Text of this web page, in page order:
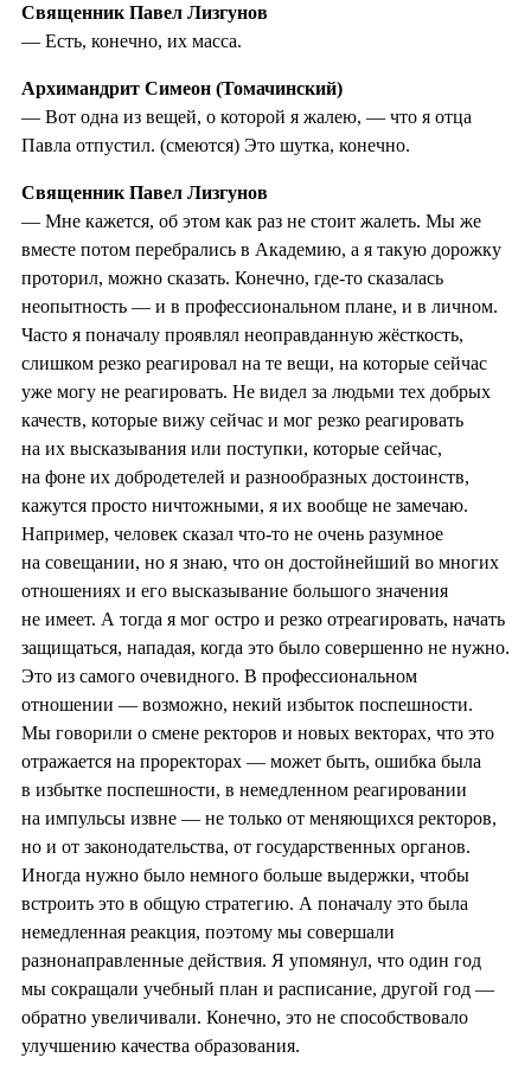
Священник Павел Лизгунов
— Есть, конечно, их масса.
Архимандрит Симеон (Томачинский)
— Вот одна из вещей, о которой я жалею, — что я отца
Павла отпустил. (смеются) Это шутка, конечно.
Священник Павел Лизгунов
— Мне кажется, об этом как раз не стоит жалеть. Мы же
вместе потом перебрались в Академию, а я такую дорожку
проторил, можно сказать. Конечно, где-то сказалась
неопытность — и в профессиональном плане, и в личном.
Часто я поначалу проявлял неоправданную жёсткость,
слишком резко реагировал на те вещи, на которые сейчас
уже могу не реагировать. Не видел за людьми тех добрых
качеств, которые вижу сейчас и мог резко реагировать
на их высказывания или поступки, которые сейчас,
на фоне их добродетелей и разнообразных достоинств,
кажутся просто ничтожными, я их вообще не замечаю.
Например, человек сказал что-то не очень разумное
на совещании, но я знаю, что он достойнейший во многих
отношениях и его высказывание большого значения
не имеет. А тогда я мог остро и резко отреагировать, начать
защищаться, нападая, когда это было совершенно не нужно.
Это из самого очевидного. В профессиональном
отношении — возможно, некий избыток поспешности.
Мы говорили о смене ректоров и новых векторах, что это
отражается на проректорах — может быть, ошибка была
в избытке поспешности, в немедленном реагировании
на импульсы извне — не только от меняющихся ректоров,
но и от законодательства, от государственных органов.
Иногда нужно было немного больше выдержки, чтобы
встроить это в общую стратегию. А поначалу это была
немедленная реакция, поэтому мы совершали
разнонаправленные действия. Я упомянул, что один год
мы сокращали учебный план и расписание, другой год —
обратно увеличивали. Конечно, это не способствовало
улучшению качества образования.